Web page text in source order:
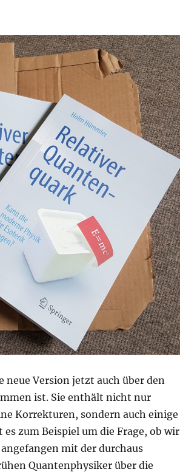
neue Version jetzt auch über den
ist. Sie enthält nicht nur
Korrekturen, sondern auch einige
zum Beispiel um die Frage, ob wir
mit der durchaus
Quantenphysiker über die